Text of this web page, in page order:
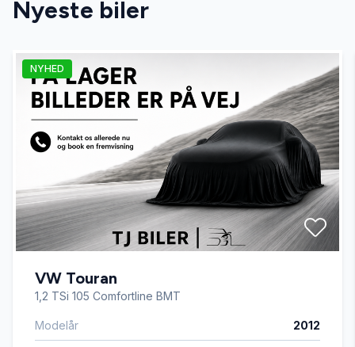
automatgear
Automatisk lys
bagagerumsdækken
bakkamera
el-klapbare sidespejle
fjernbetjent centrallås
head-up display
Nyeste biler
NYHED
VW Touran
1,2 TSi 105 Comfortline BMT
Modelår 2012